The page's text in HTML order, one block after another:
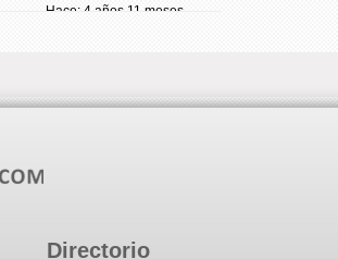
Hace: 4 años 11 meses
Directorio